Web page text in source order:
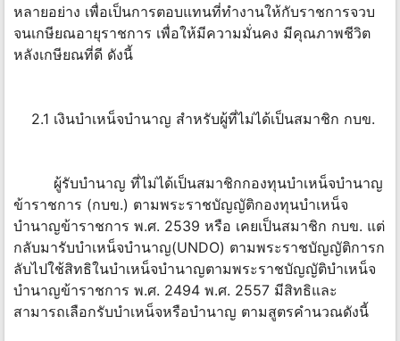
หลายอย่าง เพื่อเป็นการตอบแทนที่ทำงานให้กับราชการจวบ
จนเกษียณอายุราชการ เพื่อให้มีความมั่นคง มีคุณภาพชีวิต
หลังเกษียณที่ดี ดังนี้
2.1 เงินบำเหน็จบำนาญ สำหรับผู้ที่ไม่ได้เป็นสมาชิก กบข.
ผู้รับบำนาญ ที่ไม่ได้เป็นสมาชิกกองทุนบำเหน็จบำนาญ
ข้าราชการ (กบข.) ตามพระราชบัญญัติกองทุนบำเหน็จ
บำนาญข้าราชการ พ.ศ. 2539 หรือ เคยเป็นสมาชิก กบข. แต่
กลับมารับบำเหน็จบำนาญ(UNDO) ตามพระราชบัญญัติการก
ลับไปใช้สิทธิในบำเหน็จบำนาญตามพระราชบัญญัติบำเหน็จ
บำนาญข้าราชการ พ.ศ. 2494 พ.ศ. 2557 มีสิทธิและ
สามารถเลือกรับบำเหน็จหรือบำนาญ ตามสูตรคำนวณดังนี้